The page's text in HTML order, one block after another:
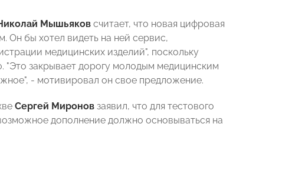
Мышьяков считает, что новая цифровая
Он бы хотел видеть на ней сервис,
медицинских изделий", поскольку
"Это закрывает дорогу молодым медицинским
- мотивировал он свое предложение.
Сергей Миронов заявил, что для тестового
дополнение должно основываться на